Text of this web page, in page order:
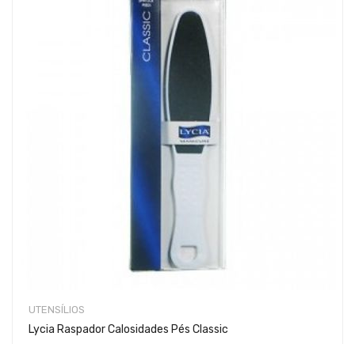
UTENSÍLIOS
Lycia Raspador Calosidades Pés Classic